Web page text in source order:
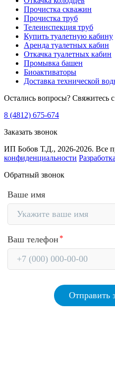
Прочистка скважин
Прочистка труб
Телеинспекция труб
Купить туалетную кабину
Аренда туалетных кабин
Откачка туалетных кабин
Промывка башен
Биоактиваторы
Доставка технической
Остались вопросы? Свяжитесь
8 (4812) 675-674
Заказать звонок
ИП Бобов Т.Д., 2026-2026. Все
конфиденциальности
Обратный звонок